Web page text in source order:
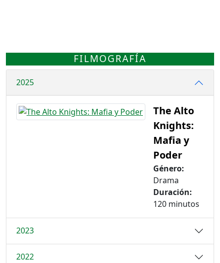
FILMOGRAFÍA
2025
The Alto
Knights:
Mafia y
Poder
Género:
Drama
Duración:
120 minutos
2023
2022